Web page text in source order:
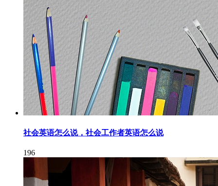
社会英语怎么说，社会工作者英语怎么说
196